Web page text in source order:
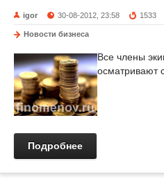
igor 30-08-2012, 23:58 1533
Новости бизнеса
Все члены
осматривают
Подробнее